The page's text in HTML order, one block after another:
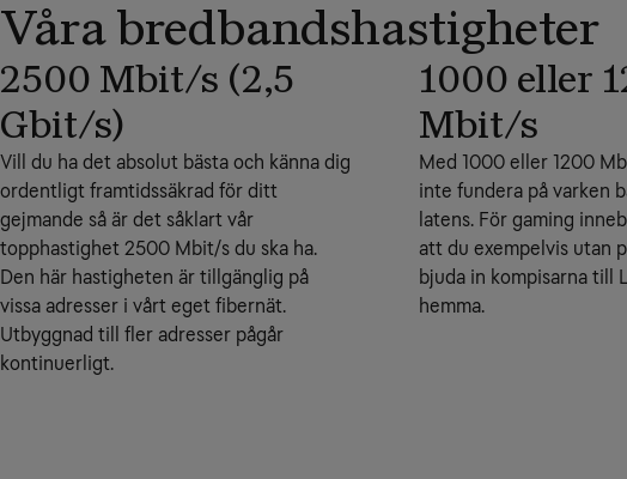
Våra bredbandshastigheter
2500 Mbit/s (2,5
Gbit/s)
Vill du ha det absolut bästa och känna dig
ordentligt framtidssäkrad för ditt
gejmande så är det såklart vår
topphastighet 2500 Mbit/s du ska ha.
Den här hastigheten är tillgänglig på
vissa adresser i vårt eget fibernät.
Utbyggnad till fler adresser pågår
kontinuerligt.
1000 eller
Mbit/s
Med 1000 eller 1200
inte fundera på varken
latens. För gaming
att du exempelvis utan
bjuda in kompisarna till
hemma.